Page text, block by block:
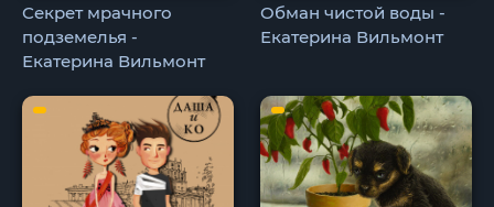
Секрет мрачного
подземелья -
Екатерина Вильмонт
Обман чистой воды -
Екатерина Вильмонт